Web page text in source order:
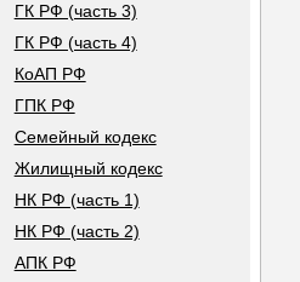
ГК РФ (часть 3)
ГК РФ (часть 4)
КоАП РФ
ГПК РФ
Семейный кодекс
Жилищный кодекс
НК РФ (часть 1)
НК РФ (часть 2)
АПК РФ